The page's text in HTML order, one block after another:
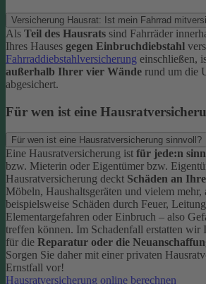
Versicherung Hausrat: Ist mein Fahrrad
Als Teil des Hausrats sind Fahrräder
Ihres Hauses gegen Einbruchdiebstahl
Fahrraddiebstahlversicherung einschließen,
außerhalb Ihrer vier Wände rund um die
abgesichert.
Für wen ist eine
Für wen ist eine Hausratversicherung sinnvoll?
Eine Hausratversicherung ist für jede:n
bzw. Mieterin oder Eigentümer bzw.
Hausratversicherung deckt Schäden an
Möbeln, Haushaltsgeräten und vielem mehr,
beispielsweise Schäden durch Feuer,
Elementargefahren oder Einbruch – also
treffen können. Im Schadenfall erstatten wir
für die Reparatur oder die
Sorgen Sie daher mit einer privaten
Ernstfall vor!
Hausratversicherung online berechnen